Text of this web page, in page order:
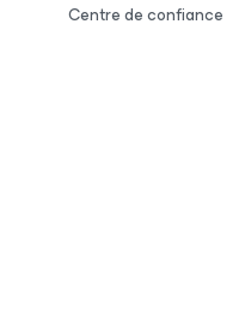
Centre de confiance